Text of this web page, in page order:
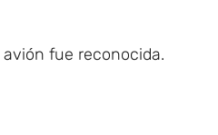
fue reconocida.